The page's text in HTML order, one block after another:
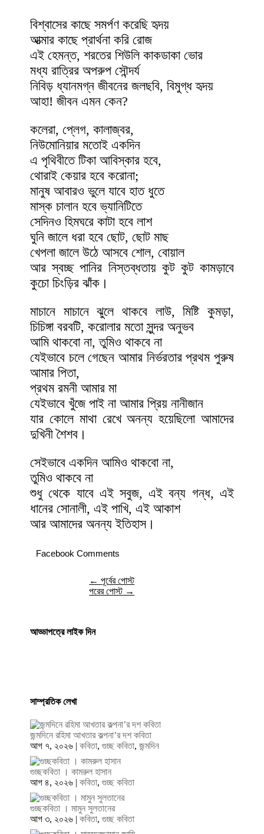
বিশ্বাসের কাছে সমর্পণ করেছি হৃদয়
আত্মার কাছে প্রার্থনা করি রোজ
এই হেমন্ত, শরতের শিউলি কাকডাকা ভোর
মধ্য রাত্রির অপরুপ সৌন্দর্য
নিবিড় ধ্যানমগ্ন জীবনের জলছবি, বিমুগ্ধ হৃদয়
আহা! জীবন এমন কেন?
কলেরা, প্লেগ, কালাজ্বর,
নিউমোনিয়ার মতোই একদিন
এ পৃথিবীতে টিকা আবিস্কার হবে,
থোরাই কেয়ার হবে করোনা;
মানুষ আবারও ভুলে যাবে হাত ধুতে
মাস্ক চালান হবে ভ্যানিটিতে
সেদিনও হিমঘরে কাটা হবে লাশ
ঘুনি জালে ধরা হবে ছোট, ছোট মাছ
খেপলা জালে উঠে আসবে শোল, বোয়াল
আর স্বচ্ছ পানির নিস্তব্ধতায় কুট কুট কামড়াবে
কুচো চিংড়ির ঝাঁক।
মাচানে মাচানে ঝুলে থাকবে লাউ, মিষ্টি কুমড়া,
চিচিঙ্গা বরবটি, করোলার মতো সুন্দর অনুভব
আমি থাকবো না, তুমিও থাকবে না
যেইভাবে চলে গেছেন আমার নির্ভরতার প্রথম পুরুষ
আমার পিতা,
প্রথম রমনী আমার মা
যেইভাবে খুঁজে পাই না আমার প্রিয় নানীজান
যার কোলে মাথা রেখে অনন্য হয়েছিলো আমাদের
দুখিনী শৈশব।
সেইভাবে একদিন আমিও থাকবো না,
তুমিও থাকবে না
শুধু থেকে যাবে এই সবুজ, এই বন্য গন্ধ, এই
ধানের সোনালী, এই পাখি, এই আকাশ
আর আমাদের অনন্য ইতিহাস।
Facebook Comments
←পূর্বের পোস্ট
পরের পোস্ট→
আড্ডাপত্রে লাইক দিন
সাম্প্রতিক লেখা
জন্মদিনে রহিমা আখতার কল্পনা’র দশ কবিতা
আগ ৭, ২০২৬ |কবিতা,গুচ্ছ কবিতা,জন্মদিন
গুচ্ছকবিতা । কামরুল হাসান
আগ ৪, ২০২৬ |কবিতা,গুচ্ছ কবিতা
গুচ্ছকবিতা । মামুন সুলতানের
আগ ৩, ২০২৬ |কবিতা,গুচ্ছ কবিতা